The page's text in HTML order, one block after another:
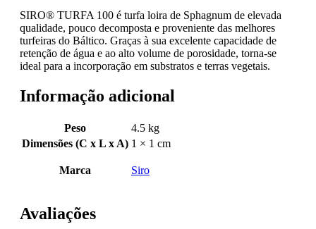
SIRO® TURFA 100 é turfa loira de Sphagnum de elevada
qualidade, pouco decomposta e proveniente das melhores
turfeiras do Báltico. Graças à sua excelente capacidade de
retenção de água e ao alto volume de porosidade, torna-se
ideal para a incorporação em substratos e terras vegetais.
Informação adicional
Peso
4.5 kg
Dimensões (C x L x A) 1 × 1 cm
Marca Siro
Avaliações